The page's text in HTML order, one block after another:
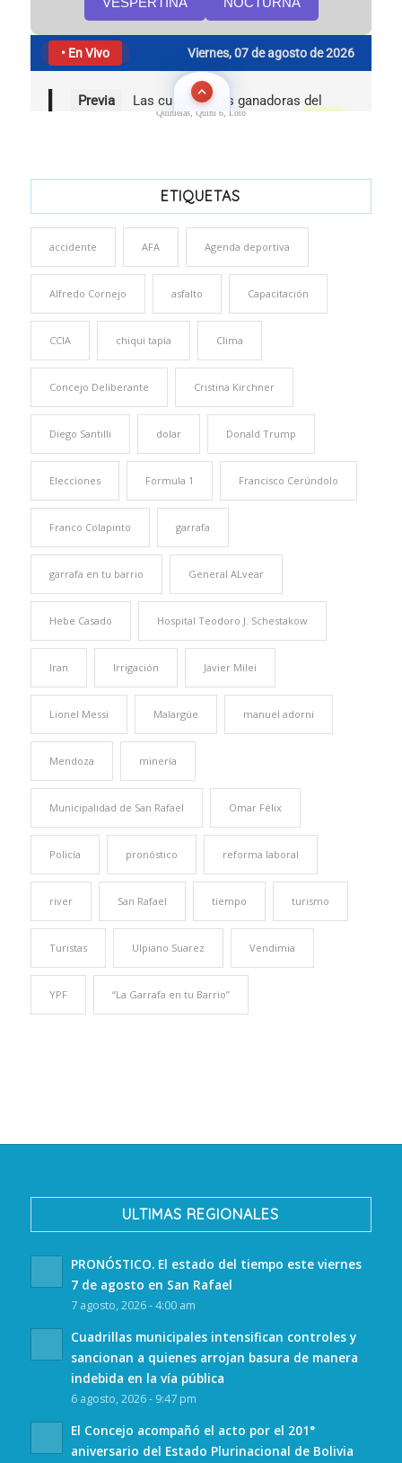
Quinielas, Quini 6, Loto
ETIQUETAS
accidente AFA Agenda deportiva
Alfredo Cornejo asfalto Capacitación
CCIA chiqui tapia Clima
Concejo Deliberante Cristina Kirchner
Diego Santilli dolar Donald Trump
Elecciones Formula 1 Francisco Cerúndolo
Franco Colapinto garrafa
garrafa en tu barrio General ALvear
Hebe Casado Hospital Teodoro J. Schestakow
Iran Irrigación Javier Milei
Lionel Messi Malargüe manuel adorni
Mendoza minería
Municipalidad de San Rafael Omar Félix
Policía pronóstico reforma laboral
river San Rafael tiempo turismo
Turistas Ulpiano Suarez Vendimia
YPF “La Garrafa en tu Barrio”
ULTIMAS REGIONALES
PRONÓSTICO. El estado del tiempo este viernes
7 de agosto en San Rafael
7 agosto, 2026 - 4:00 am
Cuadrillas municipales intensifican controles y
sancionan a quienes arrojan basura de manera
indebida en la vía pública
6 agosto, 2026 - 9:47 pm
El Concejo acompañó el acto por el 201°
aniversario del Estado Plurinacional de Bolivia